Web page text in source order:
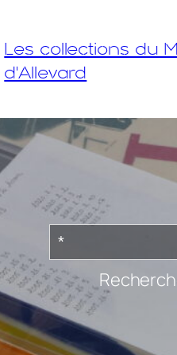
Les collections du
d'Allevard